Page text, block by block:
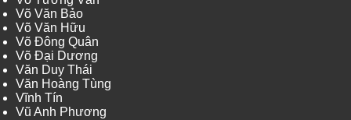
Võ Văn Bảo
Võ Văn Hữu
Võ Đông Quân
Võ Đại Dương
Văn Duy Thái
Văn Hoàng Tùng
Vĩnh Tín
Vũ Anh Phương